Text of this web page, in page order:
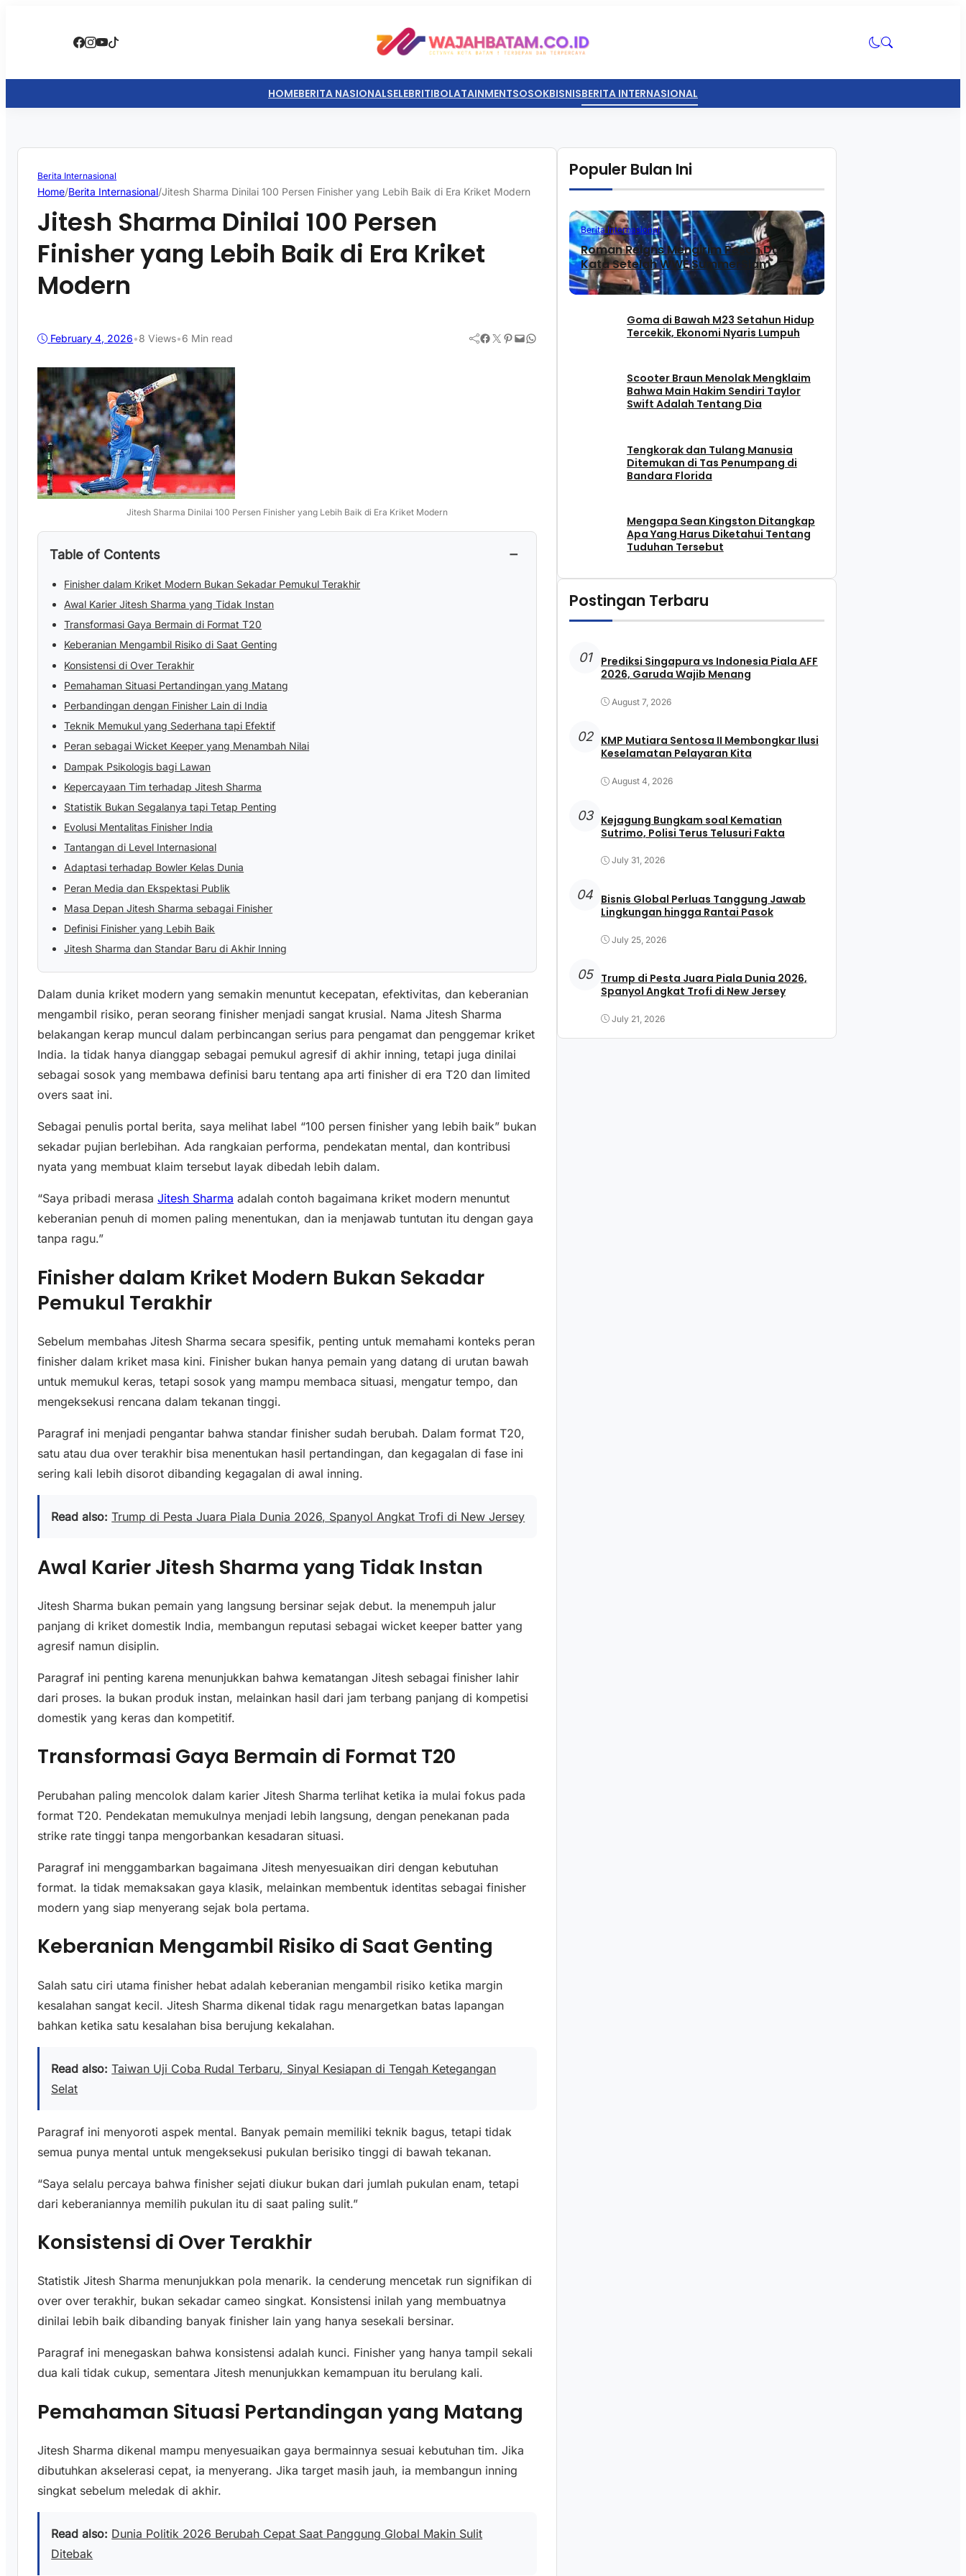
HOMEBERITA NASIONALSELEBRITIBOLATAINMENTSOSOKBISNISBERITA INTERNASIONAL
Berita Internasional
Home/Berita Internasional/Jitesh Sharma Dinilai 100 Persen Finisher yang Lebih Baik di Era Kriket Modern
Jitesh Sharma Dinilai 100 Persen
Finisher yang Lebih Baik di Era Kriket
Modern
February 4, 2026•8 Views•6 Min read Facebook Twitter Pinterest Mail WhatsApp
Jitesh Sharma Dinilai 100 Persen Finisher yang Lebih Baik di Era Kriket Modern
Table of Contents −
Finisher dalam Kriket Modern Bukan Sekadar Pemukul Terakhir
Awal Karier Jitesh Sharma yang Tidak Instan
Transformasi Gaya Bermain di Format T20
Keberanian Mengambil Risiko di Saat Genting
Konsistensi di Over Terakhir
Pemahaman Situasi Pertandingan yang Matang
Perbandingan dengan Finisher Lain di India
Teknik Memukul yang Sederhana tapi Efektif
Peran sebagai Wicket Keeper yang Menambah Nilai
Dampak Psikologis bagi Lawan
Kepercayaan Tim terhadap Jitesh Sharma
Statistik Bukan Segalanya tapi Tetap Penting
Evolusi Mentalitas Finisher India
Tantangan di Level Internasional
Adaptasi terhadap Bowler Kelas Dunia
Peran Media dan Ekspektasi Publik
Masa Depan Jitesh Sharma sebagai Finisher
Definisi Finisher yang Lebih Baik
Jitesh Sharma dan Standar Baru di Akhir Inning
Dalam dunia kriket modern yang semakin menuntut kecepatan, efektivitas, dan keberanian
mengambil risiko, peran seorang finisher menjadi sangat krusial. Nama Jitesh Sharma
belakangan kerap muncul dalam perbincangan serius para pengamat dan penggemar kriket
India. Ia tidak hanya dianggap sebagai pemukul agresif di akhir inning, tetapi juga dinilai
sebagai sosok yang membawa definisi baru tentang apa arti finisher di era T20 dan limited
overs saat ini.
Sebagai penulis portal berita, saya melihat label “100 persen finisher yang lebih baik” bukan
sekadar pujian berlebihan. Ada rangkaian performa, pendekatan mental, dan kontribusi
nyata yang membuat klaim tersebut layak dibedah lebih dalam.
“Saya pribadi merasaJitesh Sharma adalah contoh bagaimana kriket modern menuntut
keberanian penuh di momen paling menentukan, dan ia menjawab tuntutan itu dengan gaya
tanpa ragu.”
Finisher dalam Kriket Modern Bukan Sekadar
Pemukul Terakhir
Sebelum membahas Jitesh Sharma secara spesifik, penting untuk memahami konteks peran
finisher dalam kriket masa kini. Finisher bukan hanya pemain yang datang di urutan bawah
untuk memukul keras, tetapi sosok yang mampu membaca situasi, mengatur tempo, dan
mengeksekusi rencana dalam tekanan tinggi.
Paragraf ini menjadi pengantar bahwa standar finisher sudah berubah. Dalam format T20,
satu atau dua over terakhir bisa menentukan hasil pertandingan, dan kegagalan di fase ini
sering kali lebih disorot dibanding kegagalan di awal inning.
Read also: Trump di Pesta Juara Piala Dunia 2026, Spanyol Angkat Trofi di New Jersey
Awal Karier Jitesh Sharma yang Tidak Instan
Jitesh Sharma bukan pemain yang langsung bersinar sejak debut. Ia menempuh jalur
panjang di kriket domestik India, membangun reputasi sebagai wicket keeper batter yang
agresif namun disiplin.
Paragraf ini penting karena menunjukkan bahwa kematangan Jitesh sebagai finisher lahir
dari proses. Ia bukan produk instan, melainkan hasil dari jam terbang panjang di kompetisi
domestik yang keras dan kompetitif.
Transformasi Gaya Bermain di Format T20
Perubahan paling mencolok dalam karier Jitesh Sharma terlihat ketika ia mulai fokus pada
format T20. Pendekatan memukulnya menjadi lebih langsung, dengan penekanan pada
strike rate tinggi tanpa mengorbankan kesadaran situasi.
Paragraf ini menggambarkan bagaimana Jitesh menyesuaikan diri dengan kebutuhan
format. Ia tidak memaksakan gaya klasik, melainkan membentuk identitas sebagai finisher
modern yang siap menyerang sejak bola pertama.
Keberanian Mengambil Risiko di Saat Genting
Salah satu ciri utama finisher hebat adalah keberanian mengambil risiko ketika margin
kesalahan sangat kecil. Jitesh Sharma dikenal tidak ragu menargetkan batas lapangan
bahkan ketika satu kesalahan bisa berujung kekalahan.
Read also: Taiwan Uji Coba Rudal Terbaru, Sinyal Kesiapan di Tengah Ketegangan
Selat
Paragraf ini menyoroti aspek mental. Banyak pemain memiliki teknik bagus, tetapi tidak
semua punya mental untuk mengeksekusi pukulan berisiko tinggi di bawah tekanan.
“Saya selalu percaya bahwa finisher sejati diukur bukan dari jumlah pukulan enam, tetapi
dari keberaniannya memilih pukulan itu di saat paling sulit.”
Konsistensi di Over Terakhir
Statistik Jitesh Sharma menunjukkan pola menarik. Ia cenderung mencetak run signifikan di
over over terakhir, bukan sekadar cameo singkat. Konsistensi inilah yang membuatnya
dinilai lebih baik dibanding banyak finisher lain yang hanya sesekali bersinar.
Paragraf ini menegaskan bahwa konsistensi adalah kunci. Finisher yang hanya tampil sekali
dua kali tidak cukup, sementara Jitesh menunjukkan kemampuan itu berulang kali.
Pemahaman Situasi Pertandingan yang Matang
Jitesh Sharma dikenal mampu menyesuaikan gaya bermainnya sesuai kebutuhan tim. Jika
dibutuhkan akselerasi cepat, ia menyerang. Jika target masih jauh, ia membangun inning
singkat sebelum meledak di akhir.
Read also: Dunia Politik 2026 Berubah Cepat Saat Panggung Global Makin Sulit
Ditebak
Populer Bulan Ini
Berita Internasional
Roman Reigns Mengirim Pesan Dua
Kata Setelah WWE SummerSlam
Goma di Bawah M23 Setahun Hidup
Tercekik, Ekonomi Nyaris Lumpuh
Scooter Braun Menolak Mengklaim
Bahwa Main Hakim Sendiri Taylor
Swift Adalah Tentang Dia
Tengkorak dan Tulang Manusia
Ditemukan di Tas Penumpang di
Bandara Florida
Mengapa Sean Kingston Ditangkap
Apa Yang Harus Diketahui Tentang
Tuduhan Tersebut
Postingan Terbaru
01
Prediksi Singapura vs Indonesia Piala AFF
2026, Garuda Wajib Menang
August 7, 2026
02
KMP Mutiara Sentosa II Membongkar Ilusi
Keselamatan Pelayaran Kita
August 4, 2026
03
Kejagung Bungkam soal Kematian
Sutrimo, Polisi Terus Telusuri Fakta
July 31, 2026
04 Bisnis Global Perluas Tanggung Jawab
Lingkungan hingga Rantai Pasok
July 25, 2026
05
Trump di Pesta Juara Piala Dunia 2026,
Spanyol Angkat Trofi di New Jersey
July 21, 2026